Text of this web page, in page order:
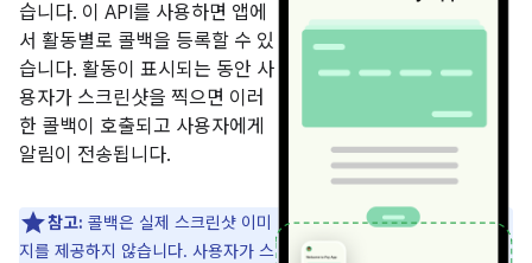
습니다. 이 API를 사용하면 앱에
서 활동별로 콜백을 등록할 수 있
습니다. 활동이 표시되는 동안 사
용자가 스크린샷을 찍으면 이러
한 콜백이 호출되고 사용자에게
알림이 전송됩니다.
참고: 콜백은 실제 스크린샷 이미
지를 제공하지 않습니다. 사용자가 스